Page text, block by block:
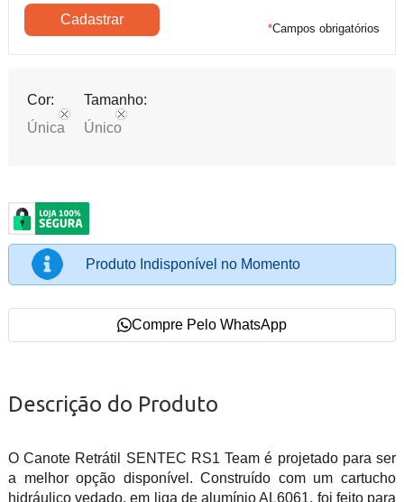
*Campos obrigatórios
Cor:
Única
Tamanho:
Único
Produto Indisponível no Momento
Compre Pelo WhatsApp
Descrição do Produto
O Canote Retrátil SENTEC RS1 Team é projetado para ser
a melhor opção disponível. Construído com um cartucho
hidráulico vedado, em liga de alumínio AL6061, foi feito para